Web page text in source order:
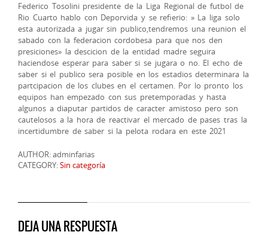
Federico Tosolini presidente de la Liga Regional de futbol de
Rio Cuarto hablo con Deporvida y se refierio: » La liga solo
esta autorizada a jugar sin publico,tendremos una reunion el
sabado con la federacion cordobesa para que nos den
presiciones» la descicion de la entidad madre seguira
haciendose esperar para saber si se jugara o no. El echo de
saber si el publico sera posible en los estadios determinara la
partcipacion de los clubes en el certamen. Por lo pronto los
equipos han empezado con sus pretemporadas y hasta
algunos a diaputar partidos de caracter amistoso pero son
cautelosos a la hora de reactivar el mercado de pases tras la
incertidumbre de saber si la pelota rodara en este 2021
AUTHOR: adminfarias
CATEGORY:Sin categoría
DEJA UNA RESPUESTA